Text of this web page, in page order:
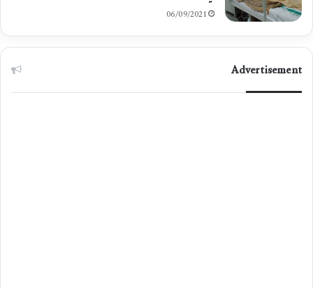
06/09/2021
Advertisement